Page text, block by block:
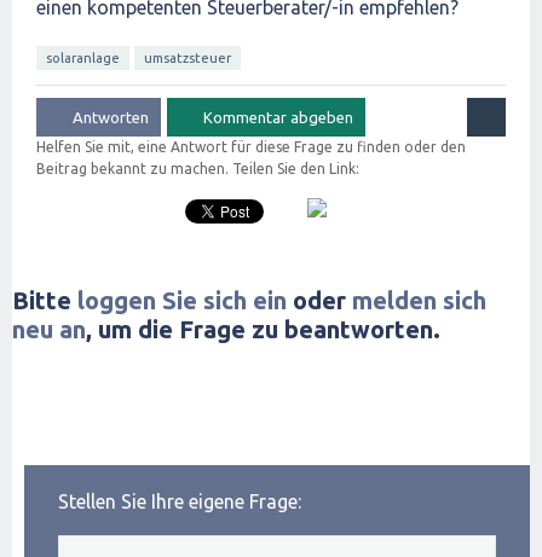
einen kompetenten Steuerberater/-in empfehlen?
solaranlage umsatzsteuer
Helfen Sie mit, eine Antwort für diese Frage zu finden oder den
Beitrag bekannt zu machen. Teilen Sie den Link:
Bitte loggen Sie sich ein oder melden sich
neu an, um die Frage zu beantworten.
Stellen Sie Ihre eigene Frage: